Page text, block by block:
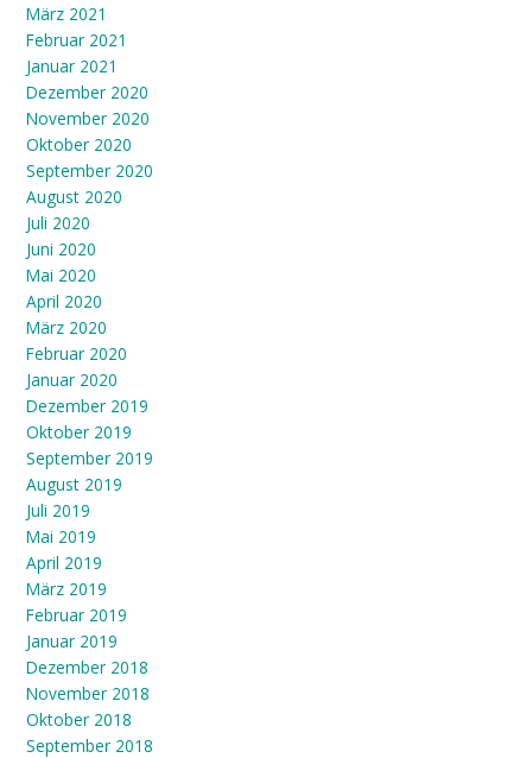
März 2021
Februar 2021
Januar 2021
Dezember 2020
November 2020
Oktober 2020
September 2020
August 2020
Juli 2020
Juni 2020
Mai 2020
April 2020
März 2020
Februar 2020
Januar 2020
Dezember 2019
Oktober 2019
September 2019
August 2019
Juli 2019
Mai 2019
April 2019
März 2019
Februar 2019
Januar 2019
Dezember 2018
November 2018
Oktober 2018
September 2018